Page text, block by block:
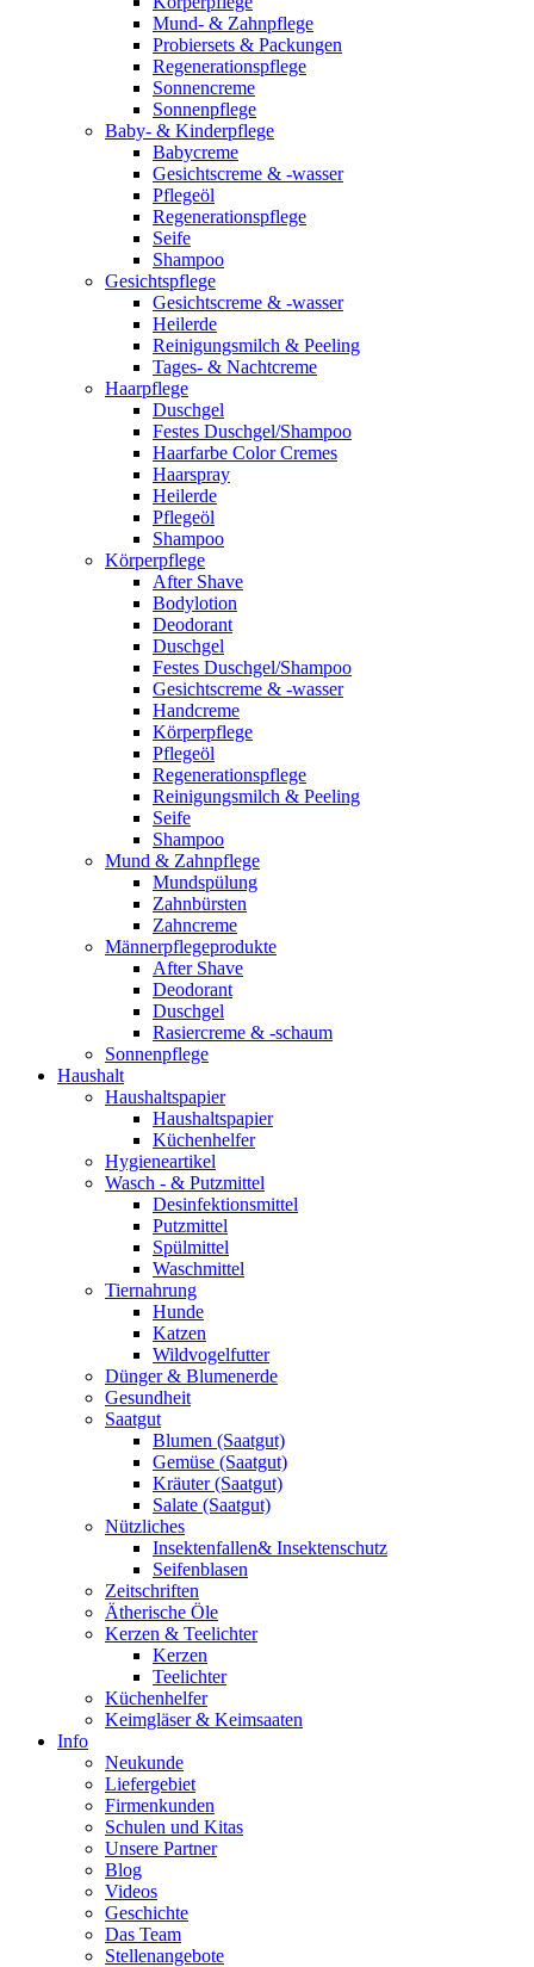
Mund- & Zahnpflege
Probiersets & Packungen
Regenerationspflege
Sonnencreme
Sonnenpflege
Baby- & Kinderpflege
Babycreme
Gesichtscreme & -wasser
Pflegeöl
Regenerationspflege
Seife
Shampoo
Gesichtspflege
Gesichtscreme & -wasser
Heilerde
Reinigungsmilch & Peeling
Tages- & Nachtcreme
Haarpflege
Duschgel
Festes Duschgel/Shampoo
Haarfarbe Color Cremes
Haarspray
Heilerde
Pflegeöl
Shampoo
Körperpflege
After Shave
Bodylotion
Deodorant
Duschgel
Festes Duschgel/Shampoo
Gesichtscreme & -wasser
Handcreme
Körperpflege
Pflegeöl
Regenerationspflege
Reinigungsmilch & Peeling
Seife
Shampoo
Mund & Zahnpflege
Mundspülung
Zahnbürsten
Zahncreme
Männerpflegeprodukte
After Shave
Deodorant
Duschgel
Rasiercreme & -schaum
Sonnenpflege
Haushalt
Haushaltspapier
Haushaltspapier
Küchenhelfer
Hygieneartikel
Wasch - & Putzmittel
Desinfektionsmittel
Putzmittel
Spülmittel
Waschmittel
Tiernahrung
Hunde
Katzen
Wildvogelfutter
Dünger & Blumenerde
Gesundheit
Saatgut
Blumen (Saatgut)
Gemüse (Saatgut)
Kräuter (Saatgut)
Salate (Saatgut)
Nützliches
Insektenfallen& Insektenschutz
Seifenblasen
Zeitschriften
Ätherische Öle
Kerzen & Teelichter
Kerzen
Teelichter
Küchenhelfer
Keimgläser & Keimsaaten
Info
Neukunde
Liefergebiet
Firmenkunden
Schulen und Kitas
Unsere Partner
Blog
Videos
Geschichte
Das Team
Stellenangebote